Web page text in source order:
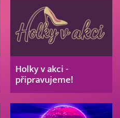
Holky v akci -
připravujeme!